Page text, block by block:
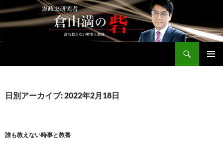
テ
ン
へ
ッ
日別アーカイブ: 2022年2月18日
誰も教えない時事と教養